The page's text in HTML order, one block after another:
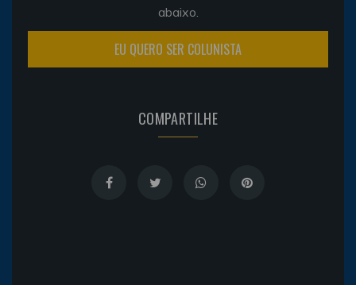
abaixo.
EU QUERO SER COLUNISTA
COMPARTILHE